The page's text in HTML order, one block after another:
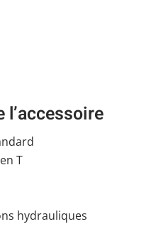
T
hydrauliques